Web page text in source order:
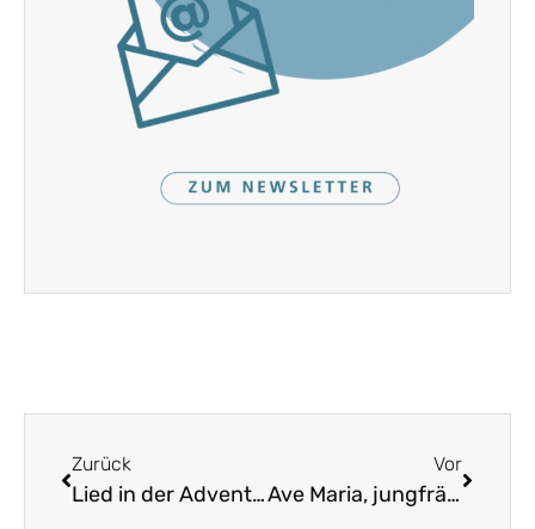
Zurück
Lied in der Adventszeit zu singen
Vor
Ave Maria, jungfräuliche Zier (Verkündigung)